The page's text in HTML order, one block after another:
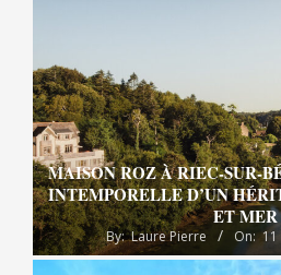
MAISON ROZ À RIEC-SUR-
INTEMPORELLE D’UN
ET MER
By: Laure Pierre On: 11